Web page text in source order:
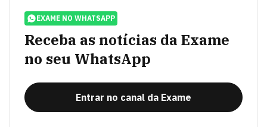
EXAME NO WHATSAPP
Receba as notícias da Exame
no seu WhatsApp
Entrar no canal da Exame